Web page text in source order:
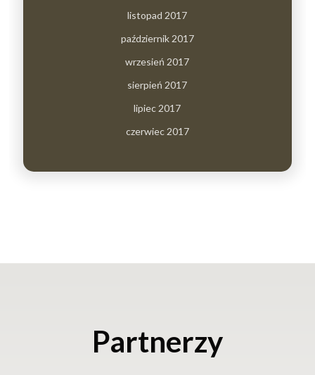
listopad 2017
październik 2017
wrzesień 2017
sierpień 2017
lipiec 2017
czerwiec 2017
Partnerzy